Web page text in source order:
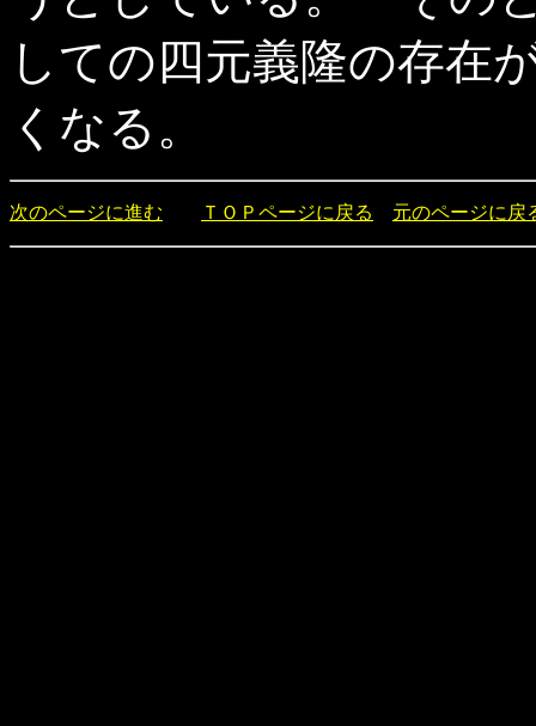
しての四元義隆の存在
くなる。
次のページに進む ＴＯＰページに戻る 元のページに戻